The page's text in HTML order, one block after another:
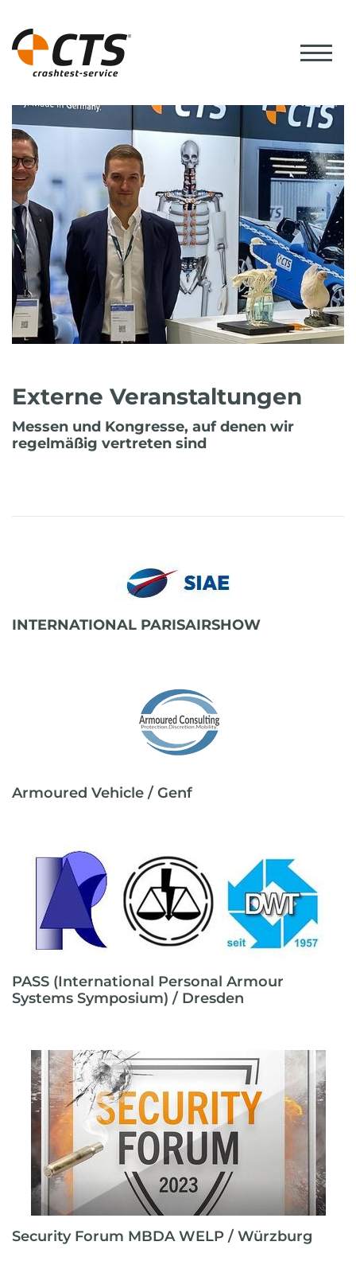
Externe Veranstaltungen
Messen und Kongresse, auf denen wir
regelmäßig vertreten sind
INTERNATIONAL PARISAIRSHOW
Armoured Vehicle / Genf
PASS (International Personal Armour
Systems Symposium) / Dresden
Security Forum MBDA WELP / Würzburg